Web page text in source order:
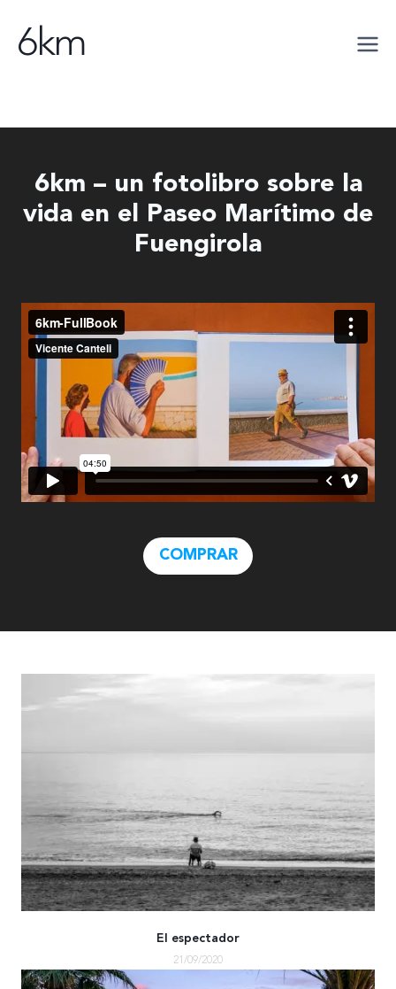
contenido
6km
6km – un fotolibro sobre la
vida en el Paseo Marítimo de
Fuengirola
COMPRAR
El espectador
21/09/2020